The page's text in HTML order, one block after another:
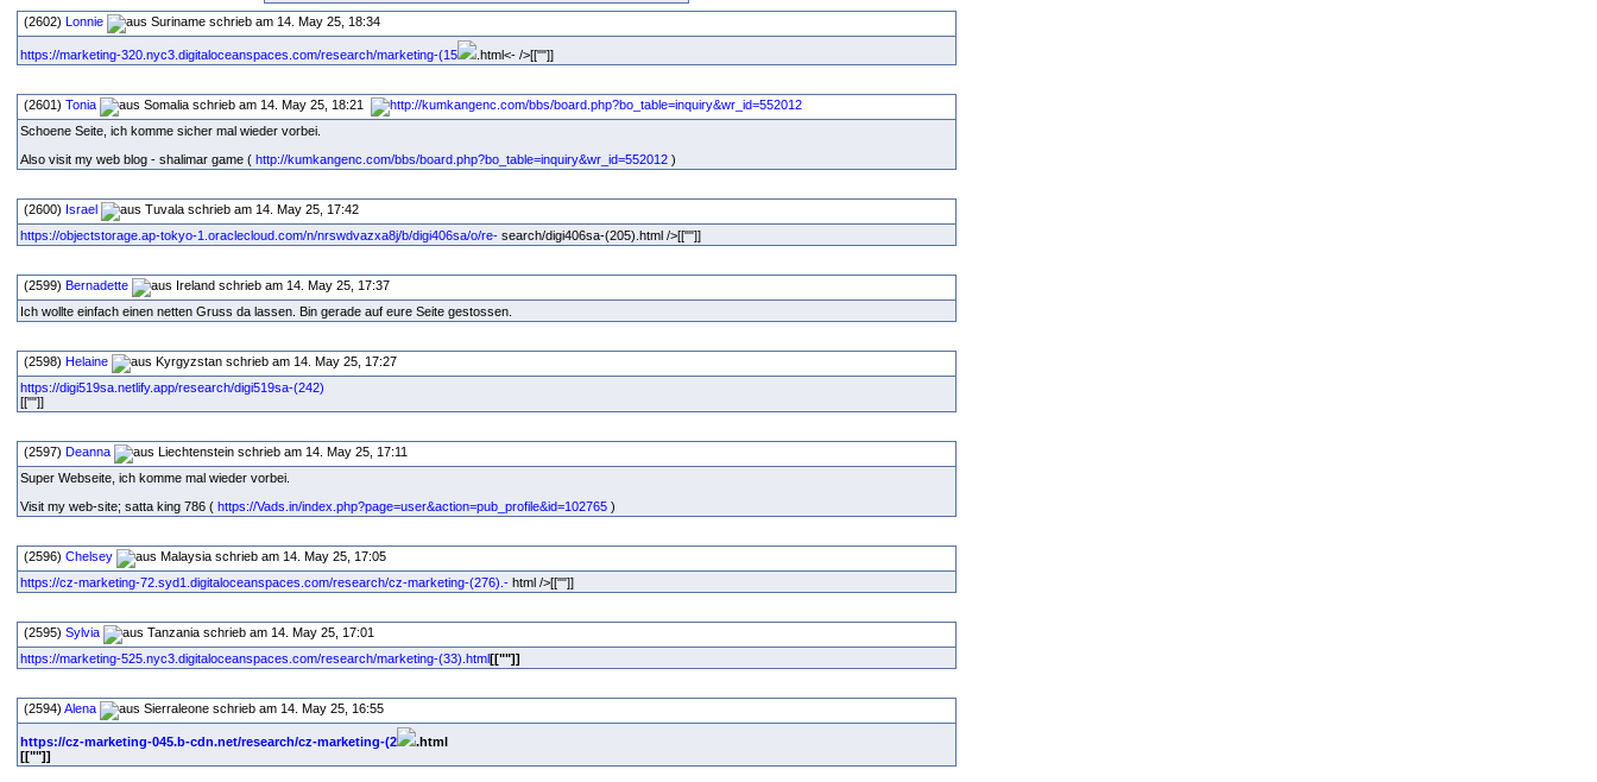
(2602) Lonnie schrieb am 14. May 25, 18:34
https://marketing-320.nyc3.digitaloceanspaces.com/research/marketing-(15 .html<- />[[""]]
(2601) Tonia
schrieb am 14. May 25, 18:21
Schoene Seite, ich komme sicher mal wieder vorbei.
Also visit my web blog - shalimar game ( http://kumkangenc.com/bbs/board.php?bo_table=inquiry&wr_id=552012 )
(2600) Israel
schrieb am 14. May 25, 17:42
https://objectstorage.ap-tokyo-1.oraclecloud.com/n/nrswdvazxa8j/b/digi406sa/o/re- search/digi406sa-(205).html />[[""]]
(2599) Bernadette
schrieb am 14. May 25, 17:37
Ich wollte einfach einen netten Gruss da lassen. Bin gerade auf eure Seite gestossen.
(2598) Helaine
schrieb am 14. May 25, 17:27
https://digi519sa.netlify.app/research/digi519sa-(242)
[[""]]
(2597) Deanna
schrieb am 14. May 25, 17:11
Super Webseite, ich komme mal wieder vorbei.
Visit my web-site; satta king 786 ( https://Vads.in/index.php?page=user&action=pub_profile&id=102765 )
(2596) Chelsey
schrieb am 14. May 25, 17:05
https://cz-marketing-72.syd1.digitaloceanspaces.com/research/cz-marketing-(276).- html />[[""]]
(2595) Sylvia
schrieb am 14. May 25, 17:01
https://marketing-525.nyc3.digitaloceanspaces.com/research/marketing-(33).html[[""]]
(2594) Alena schrieb am 14. May 25, 16:55
https://cz-marketing-045.b-cdn.net/research/cz-marketing-(2
.html
[[""]]